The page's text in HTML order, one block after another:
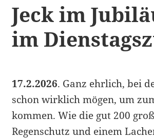
Jeck im
im
17.2.2026. Ganz ehrlich, bei
schon wirklich mögen, um
kommen. Wie die gut 200
Regenschutz und einem